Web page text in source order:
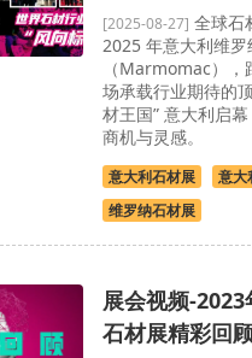
[2025-08-27] 全球
2025 年意大利维罗
（Marmomac）
场承载行业期待的
材王国” 意大利启
商机与灵感。
意大利石材展
意大
维罗纳石材展
展会视频-
石材展精彩回